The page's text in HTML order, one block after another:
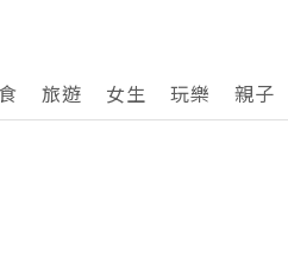
旅遊 女生 玩樂 親子